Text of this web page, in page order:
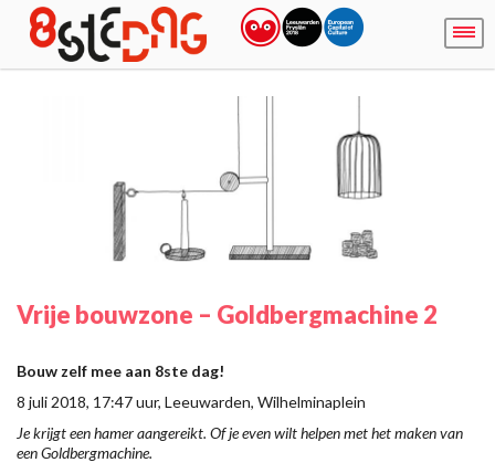
Vrije bouwzone – Goldbergmachine 2
Bouw zelf mee aan 8ste dag!
8 juli 2018, 17:47 uur, Leeuwarden, Wilhelminaplein
Je krijgt een hamer aangereikt. Of je even wilt helpen met het maken van
een Goldbergmachine.